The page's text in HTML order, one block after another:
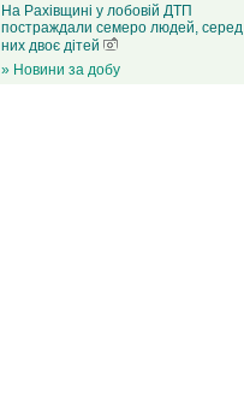
На Рахівщині у лобовій ДТП
постраждали семеро людей, серед
них двоє дітей
» Новини за добу